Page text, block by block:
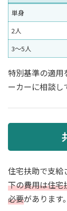
単身
2人
3〜5人
特別基準の適用
ーカーに相談し
住宅扶助で支給
下の費用は住宅
必要があります。